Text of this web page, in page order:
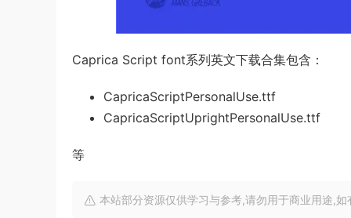
Caprica Script font系列英文下载合集包含：
CapricaScriptPersonalUse.ttf
CapricaScriptUprightPersonalUse.ttf
等
本站部分资源仅供学习与参考,请勿用于商业用途,